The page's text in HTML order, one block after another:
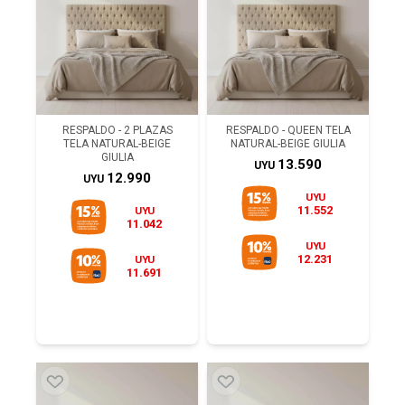
RESPALDO - 2 PLAZAS
TELA NATURAL-BEIGE
GIULIA
UYU 12.990
UYU
11.042
UYU
11.691
RESPALDO - QUEEN TELA
NATURAL-BEIGE GIULIA
UYU 13.590
UYU
11.552
UYU
12.231